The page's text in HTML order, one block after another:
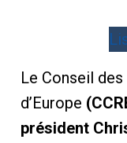
Le Conseil
d’Europe
président